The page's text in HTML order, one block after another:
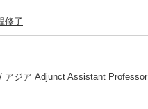
修了
ジア Adjunct Assistant Professor